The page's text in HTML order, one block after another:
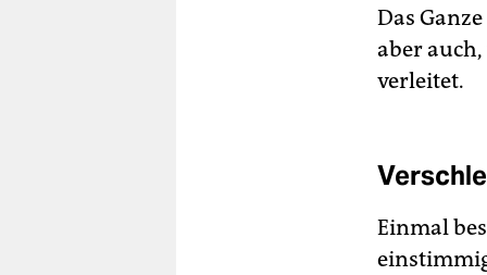
Das
aber
verleitet.
Einmal